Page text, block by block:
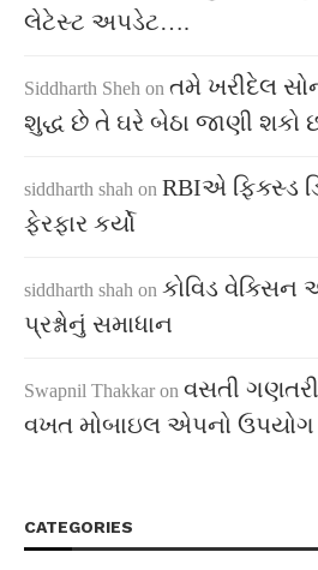
લેટેસ્ટ અપડેટ….
Siddharth Sheh on તમે ખરીદેલ
શુદ્ધ છે તે ઘરે બેઠા જાણી શકો
siddharth shah on RBIએ ફિક્સ્ડ
ફેરફાર કર્યો
siddharth shah on કોવિડ વેક્સિન
પ્રશ્નોનું સમાધાન
Swapnil Thakkar on વસતી
વખત મોબાઇલ એપનો ઉપયોગ
CATEGORIES